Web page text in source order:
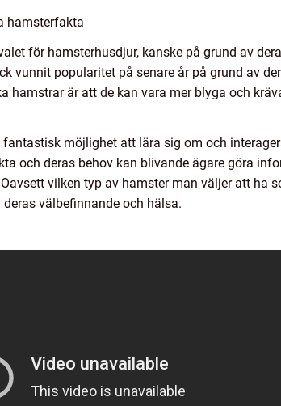
hamsterfakta
för hamsterhusdjur, kanske på grund av
vunnit popularitet på senare år på grund av
hamstrar är att de kan vara mer blyga och
möjlighet att lära sig om och
och deras behov kan blivande ägare göra
vilken typ av hamster man väljer att ha
välbefinnande och hälsa.